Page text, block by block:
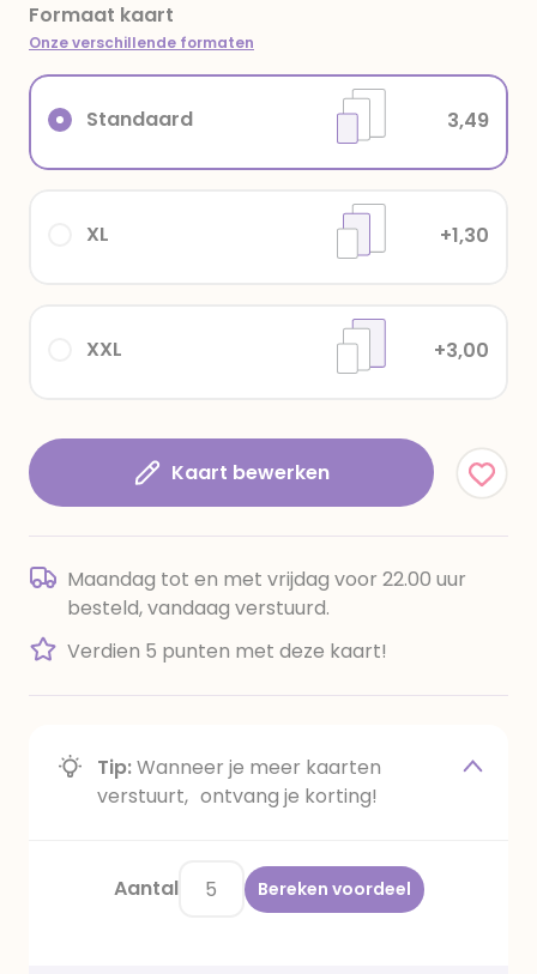
Formaat kaart
Onze verschillende formaten
XXL +3,00
XL +1,30
Standaard 3,49
Kaart bewerken
Maandag tot en met vrijdag voor 22.00 uur
besteld, vandaag verstuurd.
Verdien 5 punten met deze kaart!
Tip:Wanneer je meer kaarten
verstuurt, ontvang je korting!
Aantal Bereken voordeel